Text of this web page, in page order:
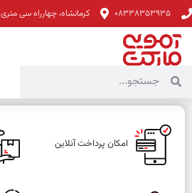
08338353935 کرمانشاه، چهارراه سی متری
امکان پرداخت آنلاین